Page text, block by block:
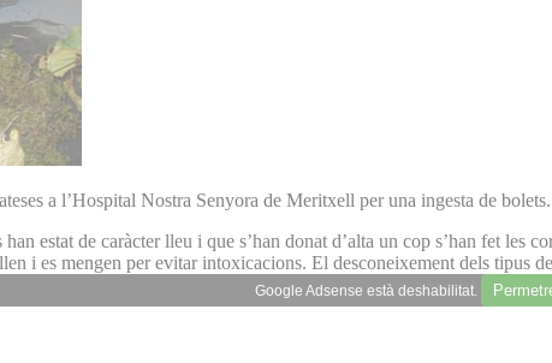
a l’Hospital Nostra Senyora de Meritxell per una ingesta de bolets.
estat de caràcter lleu i que s’han donat d’alta un cop s’han fet les
i es mengen per evitar intoxicacions. El desconeixement dels tipus
Google Adsense està deshabilitat.